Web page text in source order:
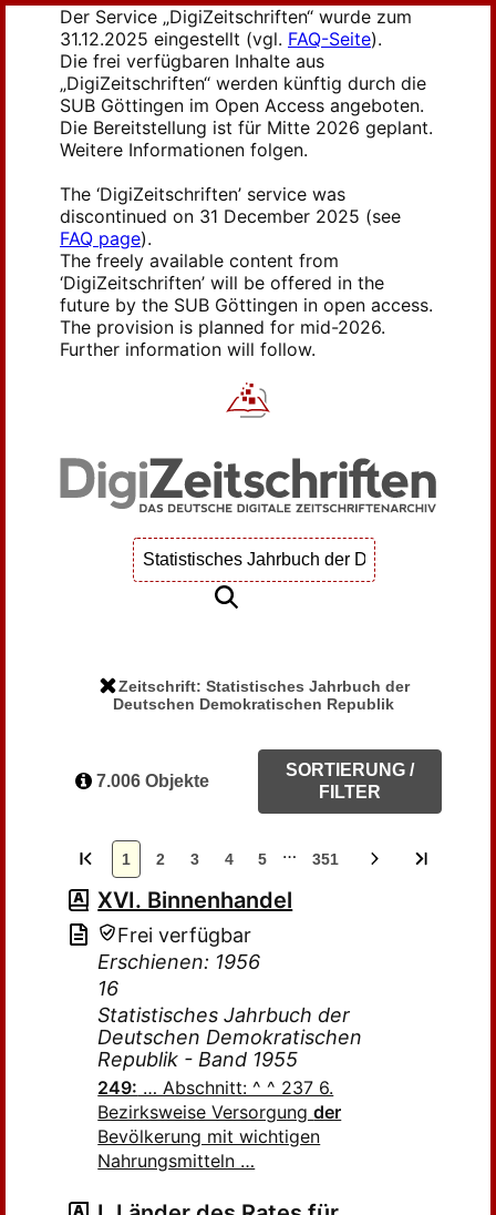
Der Service „DigiZeitschriften“ wurde zum
31.12.2025 eingestellt (vgl. FAQ-Seite).
Die frei verfügbaren Inhalte aus
„DigiZeitschriften“ werden künftig durch die
SUB Göttingen im Open Access angeboten.
Die Bereitstellung ist für Mitte 2026 geplant.
Weitere Informationen folgen.
The ‘DigiZeitschriften’ service was
discontinued on 31 December 2025 (see
FAQ page).
The freely available content from
‘DigiZeitschriften’ will be offered in the
future by the SUB Göttingen in open access.
The provision is planned for mid-2026.
Further information will follow.
Zeitschrift: Statistisches Jahrbuch der
Deutschen Demokratischen Republik
7.006 Objekte
SORTIERUNG /
FILTER
1 2 3 4 5 … 351
XVI. Binnenhandel
Frei verfügbar
Erschienen: 1956
16
Statistisches Jahrbuch der
Deutschen Demokratischen
Republik - Band 1955
249: … Abschnitt: ^ ^ 237 6.
Bezirksweise Versorgungder
Bevölkerung mit wichtigen
Nahrungsmitteln …